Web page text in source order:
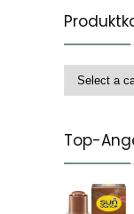
Top-